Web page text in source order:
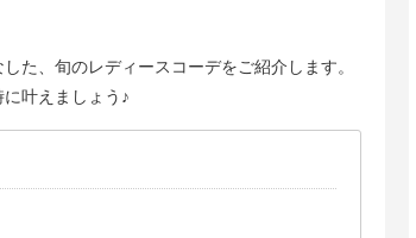
た、旬のレディースコーデをご紹介します。
叶えましょう♪